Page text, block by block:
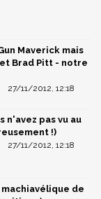
Maverick mais
Brad Pitt - notre
27/11/2012, 12:18
n'avez pas vu au
!)
27/11/2012, 12:18
de